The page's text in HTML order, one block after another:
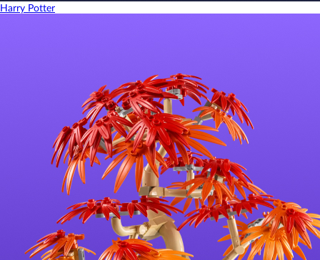
Harry Potter